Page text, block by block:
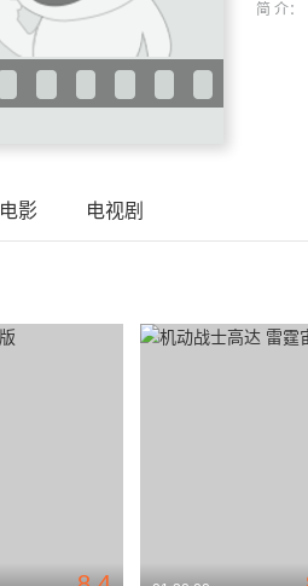
简 介：
电影 电视剧